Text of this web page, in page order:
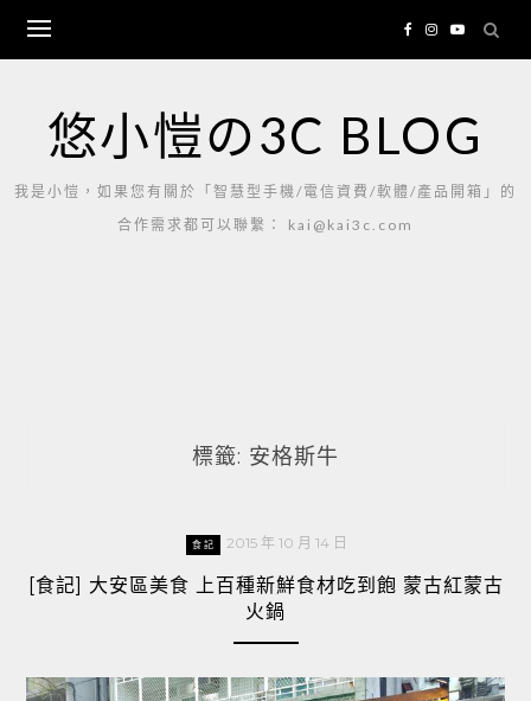
content
悠小愷の3C BLOG
我是小愷，如果您有關於「智慧型手機/電信資費/軟體/產品開箱」的
合作需求都可以聯繫： kai@kai3c.com
標籤: 安格斯牛
食記 2015 年 10 月 14 日
[食記] 大安區美食 上百種新鮮食材吃到飽 蒙古紅蒙古
火鍋